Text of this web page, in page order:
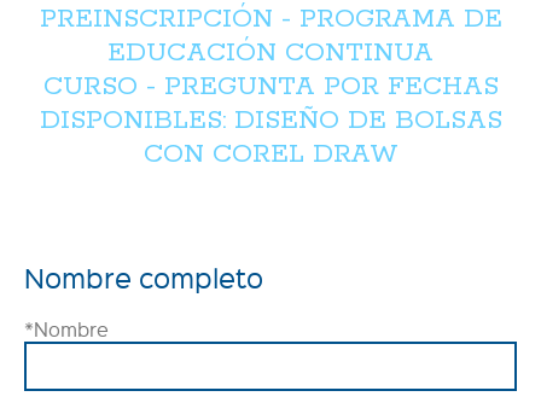
PREINSCRIPCIÓN - PROGRAMA DE
EDUCACIÓN CONTINUA
CURSO - PREGUNTA POR FECHAS
DISPONIBLES: DISEÑO DE BOLSAS
CON COREL DRAW
Nombre completo
*Nombre